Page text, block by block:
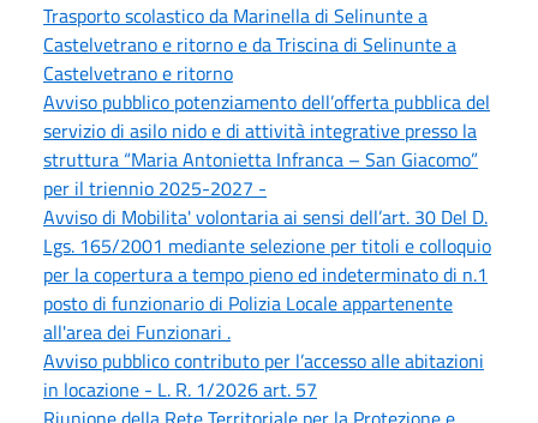
Trasporto scolastico da Marinella di Selinunte a
Castelvetrano e ritorno e da Triscina di Selinunte a
Castelvetrano e ritorno
Avviso pubblico potenziamento dell’offerta pubblica del
servizio di asilo nido e di attività integrative presso la
struttura “Maria Antonietta Infranca – San Giacomo”
per il triennio 2025-2027 -
Avviso di Mobilita' volontaria ai sensi dell’art. 30 Del D.
Lgs. 165/2001 mediante selezione per titoli e colloquio
per la copertura a tempo pieno ed indeterminato di n.1
posto di funzionario di Polizia Locale appartenente
all'area dei Funzionari .
Avviso pubblico contributo per l’accesso alle abitazioni
in locazione - L. R. 1/2026 art. 57